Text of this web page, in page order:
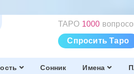
ТАРО 1000
Спросить Таро
Сонник Имена